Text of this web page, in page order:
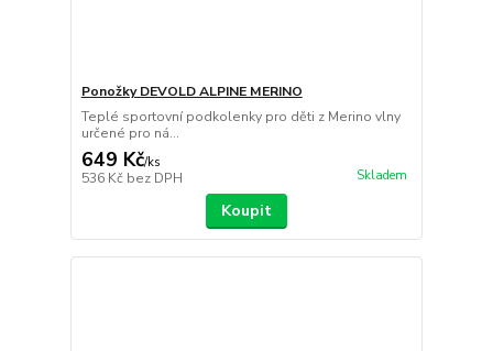
Ponožky DEVOLD ALPINE MERINO
Teplé sportovní podkolenky pro děti z Merino vlny
určené pro ná...
649 Kč/ks
536 Kč bez DPH Skladem
Koupit